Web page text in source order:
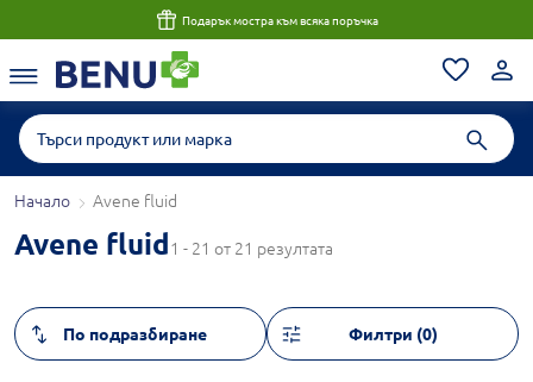
Подарък мостра към всяка поръчка
Начало Avene fluid
Avene fluid1 - 21 от 21 резултата
Филтри (0)